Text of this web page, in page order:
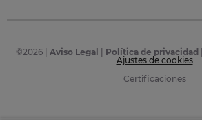
©2026| Aviso Legal Política de privacidad
Ajustes de cookies
Certificaciones